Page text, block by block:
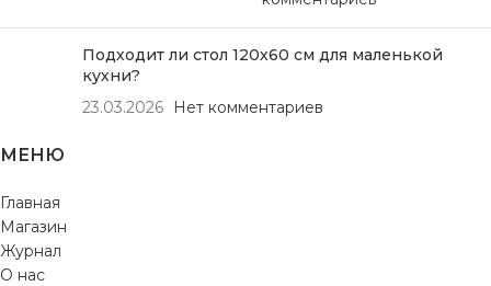
Подходит ли стол 120х60 см для маленькой
кухни?
23.03.2026
Нет комментариев
МЕНЮ
Главная
Магазин
Журнал
О нас